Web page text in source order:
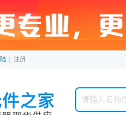
注册